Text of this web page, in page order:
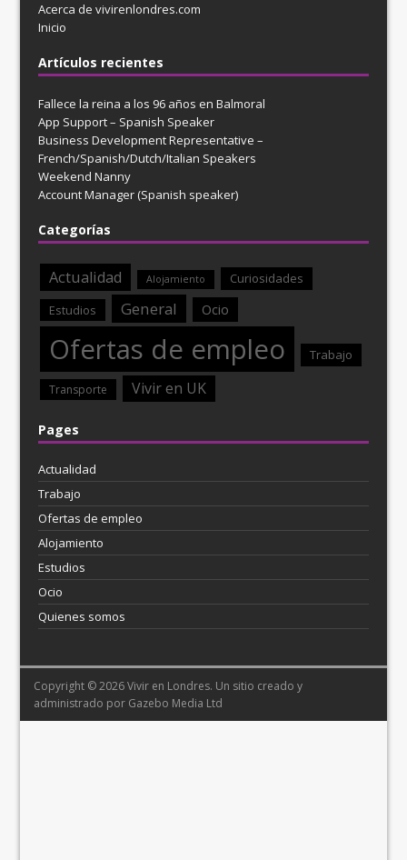
Acerca de vivirenlondres.com
Inicio
Artículos recientes
Fallece la reina a los 96 años en Balmoral
App Support – Spanish Speaker
Business Development Representative –
French/Spanish/Dutch/Italian Speakers
Weekend Nanny
Account Manager (Spanish speaker)
Categorías
Actualidad Alojamiento
Curiosidades
Estudios
General Ocio
Ofertas de empleo Trabajo
Transporte Vivir en UK
Pages
Actualidad
Trabajo
Ofertas de empleo
Alojamiento
Estudios
Ocio
Quienes somos
Copyright © 2026 Vivir en Londres. Un sitio creado y
administrado por Gazebo Media Ltd